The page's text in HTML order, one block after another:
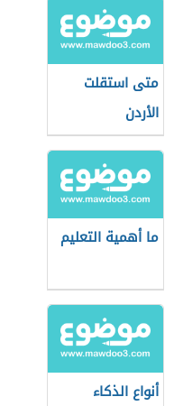
متى استقلت
الأردن
ما أهمية التعليم
أنواع الذكاء